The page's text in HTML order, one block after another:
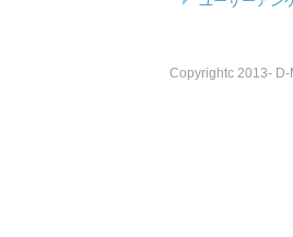
Copyrightc 2013-